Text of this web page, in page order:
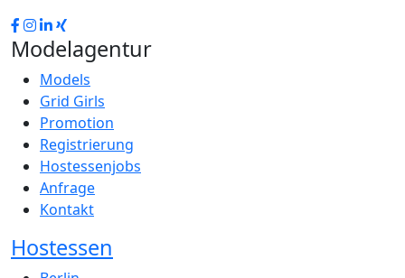
Modelagentur
Models
Grid Girls
Promotion
Registrierung
Hostessenjobs
Anfrage
Kontakt
Hostessen